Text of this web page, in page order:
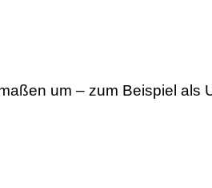
um – zum Beispiel als